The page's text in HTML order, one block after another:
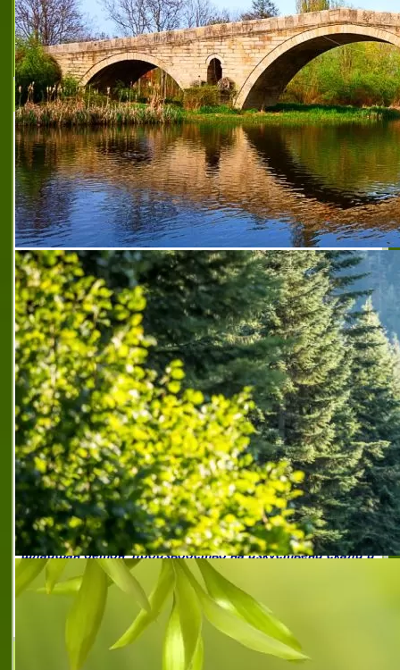
Рим - Рок България
Фирма РИМ-РОК България е дружество,
управлявано и представлявано от
Магдалена Гоцева.Седалището на
фирмата е в гр. София, ул. Бойчо Бойчев
№37. Дружеството разполага с
производствена база, намираща с
изработване на вертикален щампован бетон,
изработване на вертикален щампован бетон,
изработване на хоризонтален щампован бетон,
изработка на изкуствени скали и камъни софия,
интериор и екстериор на градини софия,интериор и
екстериор на заведения софия,интериор и
екстериор на спа центрове софия,интериор и
екстериор на фонтани софия,качествена изработка
на изкуствени скали,качествено производство на
шлайфан бетон,препоръчана фирма за екстериор на
заведения,препоръчана фирма за екстериор на
хотели,препоръчана фирма за изкуствени скали,
препоръчана фирма за изработка на водопади,
препоръчана фирма за изработка на пещери,
препоръчана фирма за изработка на скали,
препоръчана фирма за изработка на шадравани,
препоръчана фирма за изработка на шампован
бетон,препоръчана фирма за интериор на
заведения,препоръчана фирма за интериор на
хотели, препоръчана фирма за пердашен бетон,
препоръчана фирма за шлайфан бетон,
производител на пердашен бетон,производител на
шлайфан бетон,производство на изкуствени скали и
камъни
производство на пердашен бетон
българия, рим рок българия еоод
софия,фирма изработваща изкуствени камъни
фирма изработваща изкуствени скали софия